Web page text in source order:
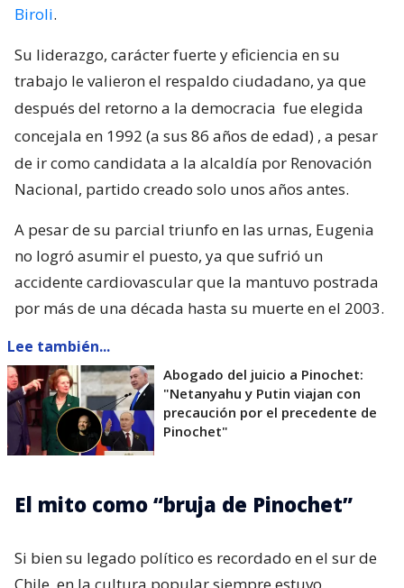
Biroli.
Su liderazgo, carácter fuerte y eficiencia en su
trabajo le valieron el respaldo ciudadano, ya que
después del retorno a la democracia fue elegida
concejala en 1992 (a sus 86 años de edad) , a pesar
de ir como candidata a la alcaldía por Renovación
Nacional, partido creado solo unos años antes.
A pesar de su parcial triunfo en las urnas, Eugenia
no logró asumir el puesto, ya que sufrió un
accidente cardiovascular que la mantuvo postrada
por más de una década hasta su muerte en el 2003.
Lee también...
Abogado del juicio a Pinochet:
"Netanyahu y Putin viajan con
precaución por el precedente de
Pinochet"
El mito como “bruja de Pinochet”
Si bien su legado político es recordado en el sur de